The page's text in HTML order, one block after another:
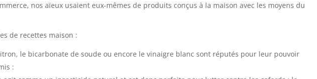
nos aïeux usaient eux-mêmes de produits conçus à la maison avec les moyens du
de recettes maison :
le bicarbonate de soude ou encore le vinaigre blanc sont réputés pour leur pouvoir
: